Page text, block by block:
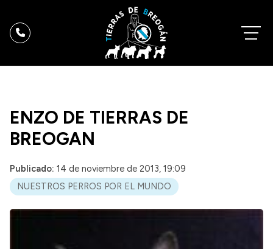
ENZO DE TIERRAS DE
BREOGAN
Publicado: 14 de noviembre de 2013, 19:09
NUESTROS PERROS POR EL MUNDO